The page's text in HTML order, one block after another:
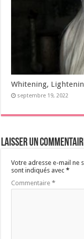
Whitening,
septembre 19, 2022
Laisser un
Votre adresse e-mail ne
sont indiqués avec*
Commentaire*